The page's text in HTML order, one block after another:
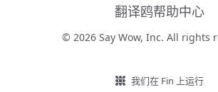
翻译鸥帮助中心
© 2026 Say Wow, Inc. All rights
我们在 Fin 上运行